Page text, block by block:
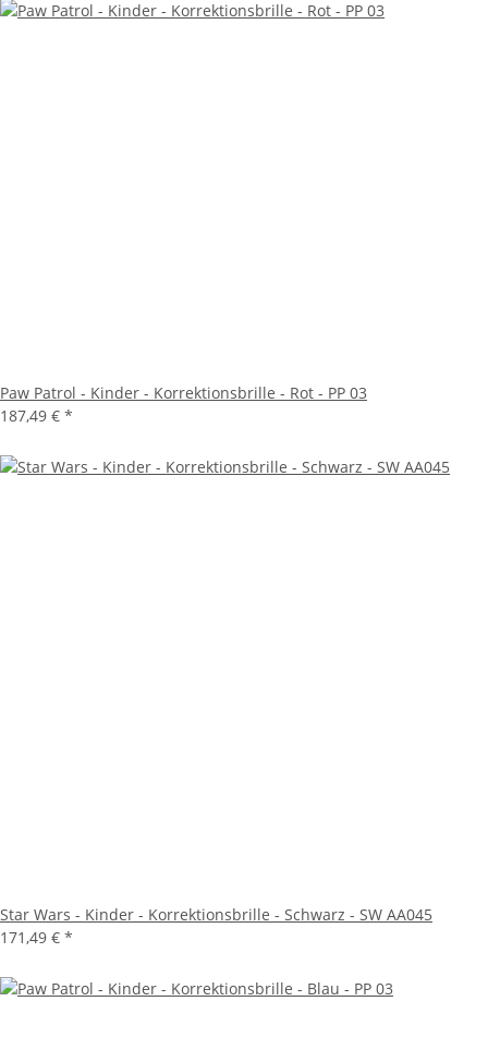
Paw Patrol - Kinder - Korrektionsbrille - Rot - PP 03
187,49 € *
Star Wars - Kinder - Korrektionsbrille - Schwarz - SW AA045
171,49 € *